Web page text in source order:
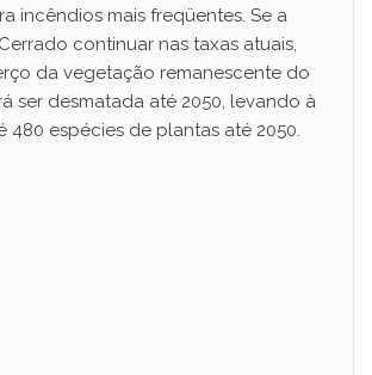
incêndios mais freqüentes. Se a
continuar nas taxas atuais,
da vegetação remanescente do
ser desmatada até 2050, levando à
480 espécies de plantas até 2050.